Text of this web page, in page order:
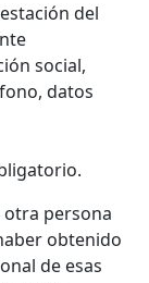
del
social,
datos
persona
obtenido
de esas